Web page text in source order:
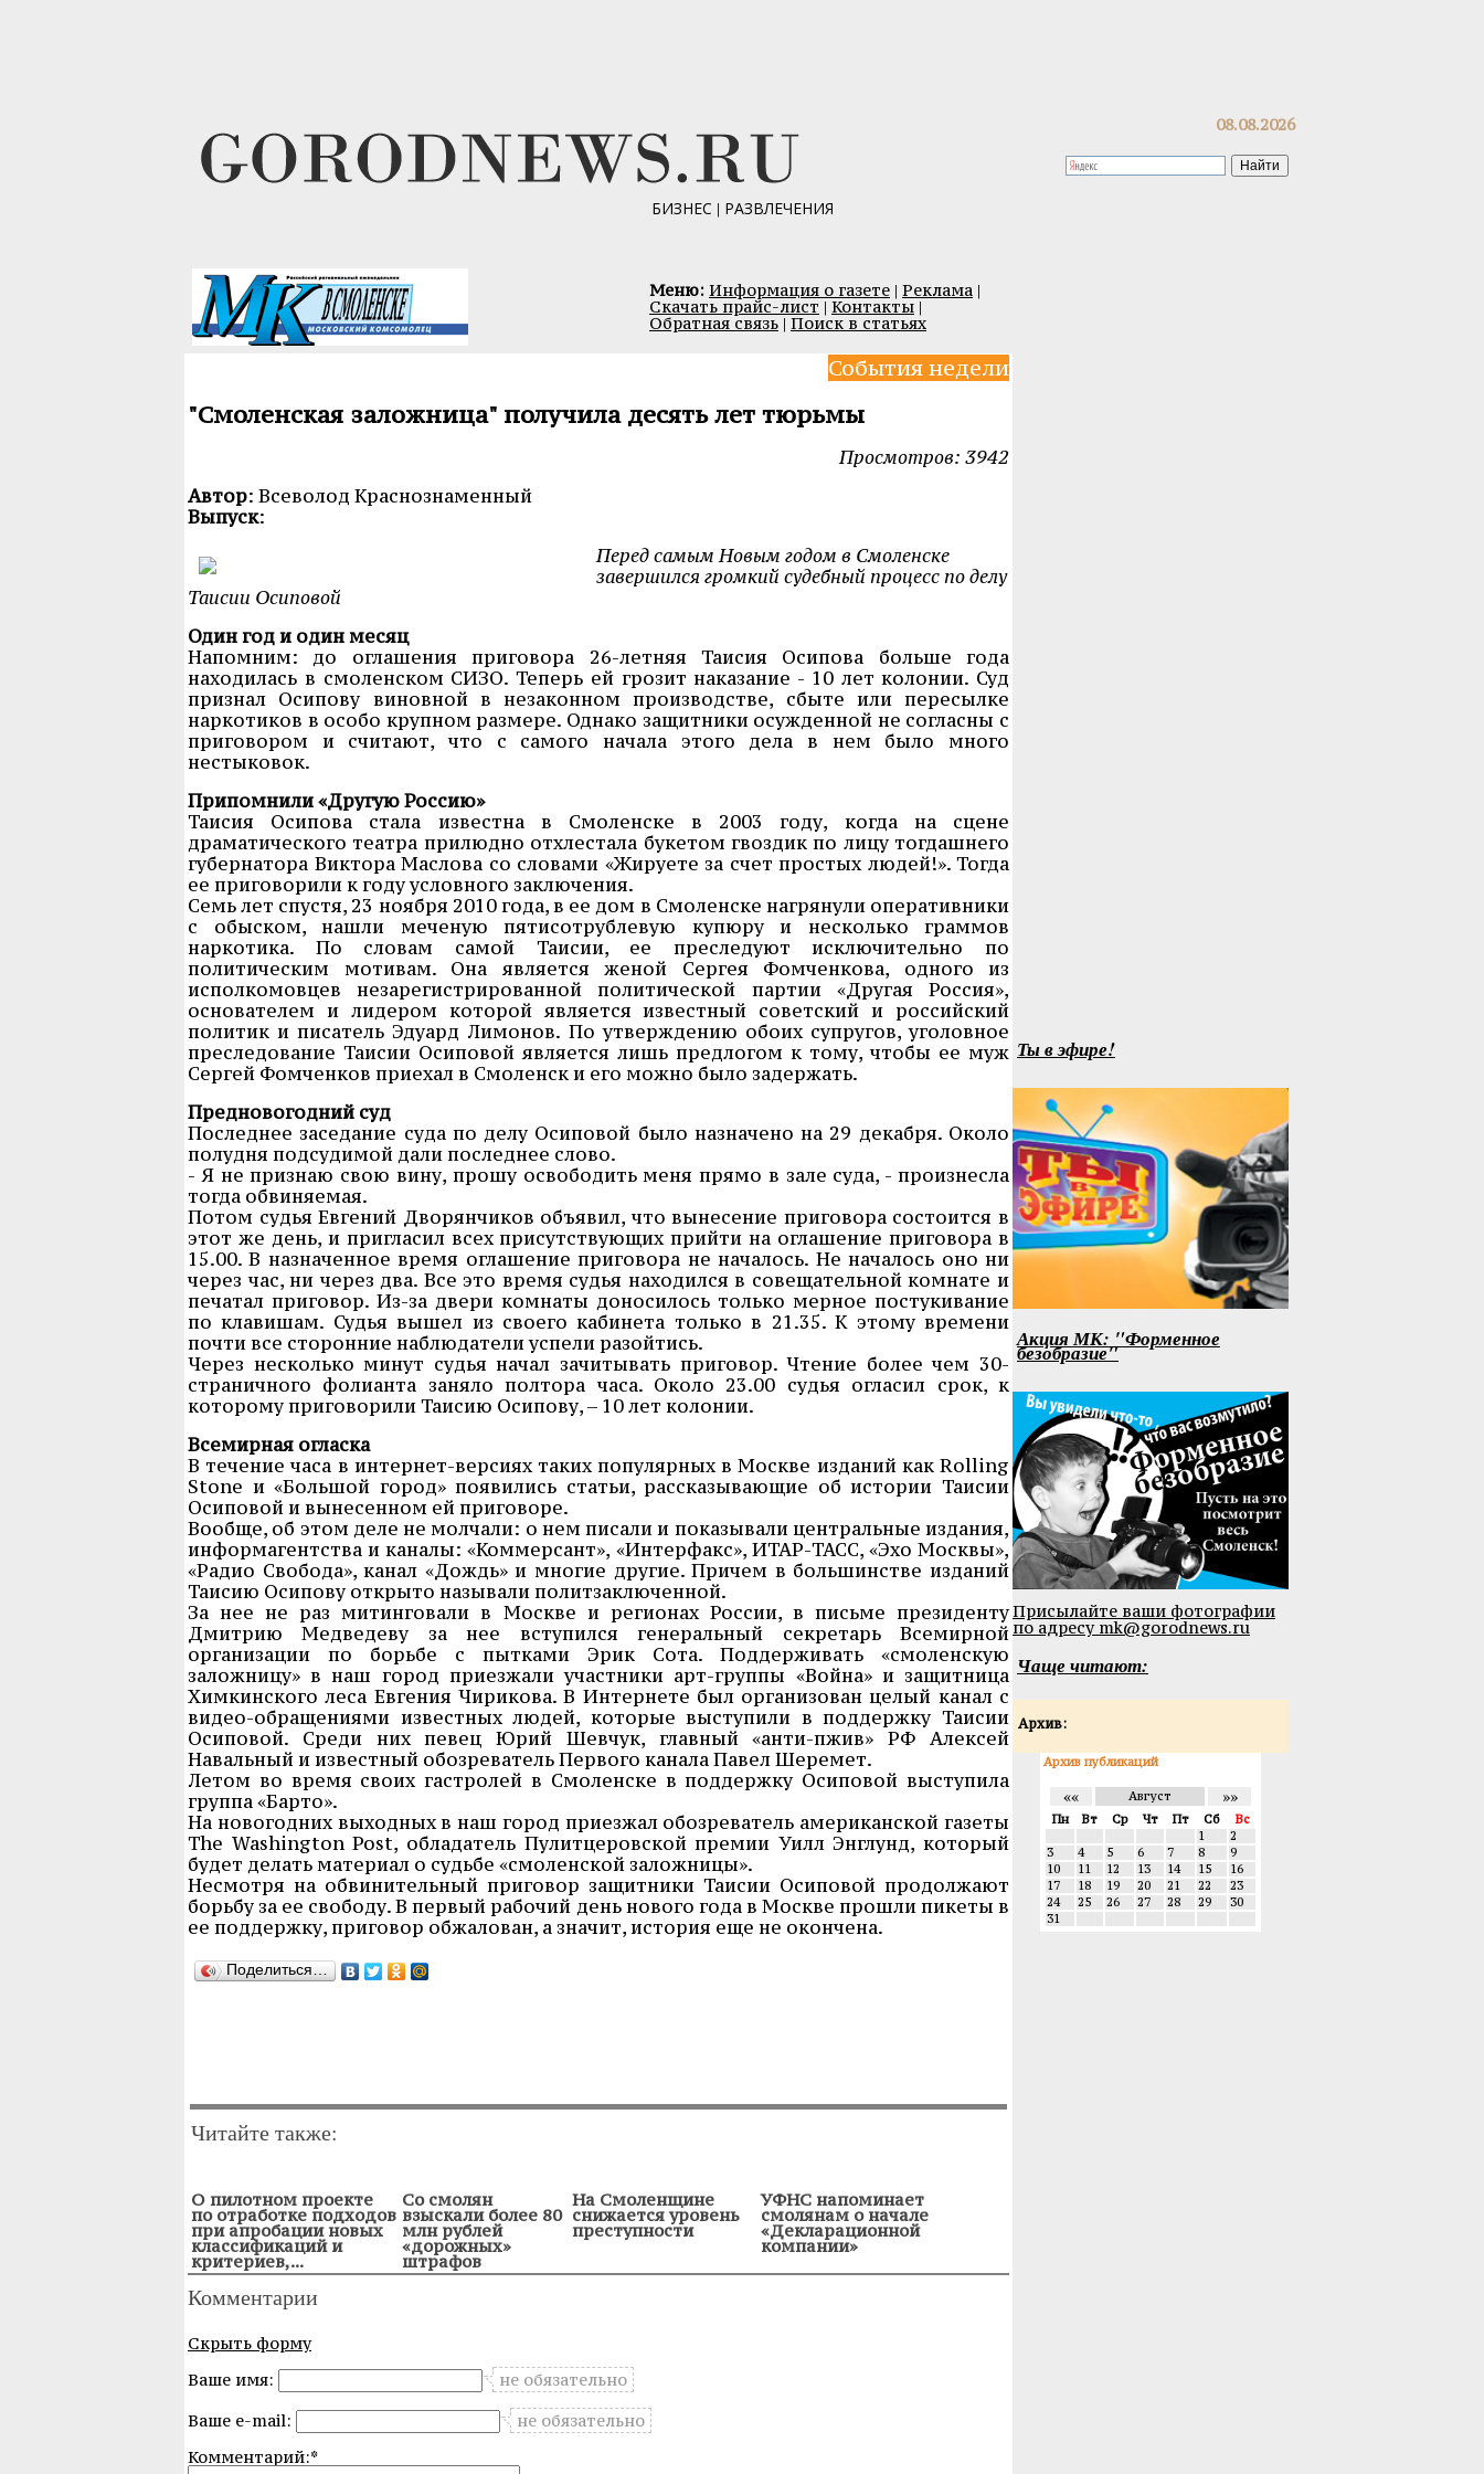
08.08.2026
БИЗНЕС | РАЗВЛЕЧЕНИЯ
Меню: Информация о газете | Реклама |
Скачать прайс-лист | Контакты |
Обратная связь | Поиск в статьях
События недели
"Смоленская заложница" получила десять лет тюрьмы
Просмотров: 3942
Автор: Всеволод Краснознаменный
Выпуск:
Перед самым Новым годом в Смоленске
завершился громкий судебный процесс по делу
Таисии Осиповой
Один год и один месяц
Напомним: до оглашения приговора 26-летняя Таисия Осипова больше года
находилась в смоленском СИЗО. Теперь ей грозит наказание - 10 лет колонии. Суд
признал Осипову виновной в незаконном производстве, сбыте или пересылке
наркотиков в особо крупном размере. Однако защитники осужденной не согласны с
приговором и считают, что с самого начала этого дела в нем было много
нестыковок.
Припомнили «Другую Россию»
Таисия Осипова стала известна в Смоленске в 2003 году, когда на сцене
драматического театра прилюдно отхлестала букетом гвоздик по лицу тогдашнего
губернатора Виктора Маслова со словами «Жируете за счет простых людей!». Тогда
ее приговорили к году условного заключения.
Семь лет спустя, 23 ноября 2010 года, в ее дом в Смоленске нагрянули оперативники
с обыском, нашли меченую пятисотрублевую купюру и несколько граммов
наркотика. По словам самой Таисии, ее преследуют исключительно по
политическим мотивам. Она является женой Сергея Фомченкова, одного из
исполкомовцев незарегистрированной политической партии «Другая Россия»,
основателем и лидером которой является известный советский и российский
политик и писатель Эдуард Лимонов. По утверждению обоих супругов, уголовное
преследование Таисии Осиповой является лишь предлогом к тому, чтобы ее муж
Сергей Фомченков приехал в Смоленск и его можно было задержать.
Предновогодний суд
Последнее заседание суда по делу Осиповой было назначено на 29 декабря. Около
полудня подсудимой дали последнее слово.
- Я не признаю свою вину, прошу освободить меня прямо в зале суда, - произнесла
тогда обвиняемая.
Потом судья Евгений Дворянчиков объявил, что вынесение приговора состоится в
этот же день, и пригласил всех присутствующих прийти на оглашение приговора в
15.00. В назначенное время оглашение приговора не началось. Не началось оно ни
через час, ни через два. Все это время судья находился в совещательной комнате и
печатал приговор. Из-за двери комнаты доносилось только мерное постукивание
по клавишам. Судья вышел из своего кабинета только в 21.35. К этому времени
почти все сторонние наблюдатели успели разойтись.
Через несколько минут судья начал зачитывать приговор. Чтение более чем 30-
страничного фолианта заняло полтора часа. Около 23.00 судья огласил срок, к
которому приговорили Таисию Осипову, – 10 лет колонии.
Всемирная огласка
В течение часа в интернет-версиях таких популярных в Москве изданий как Rolling
Stone и «Большой город» появились статьи, рассказывающие об истории Таисии
Осиповой и вынесенном ей приговоре.
Вообще, об этом деле не молчали: о нем писали и показывали центральные издания,
информагентства и каналы: «Коммерсант», «Интерфакс», ИТАР-ТАСС, «Эхо Москвы»,
«Радио Свобода», канал «Дождь» и многие другие. Причем в большинстве изданий
Таисию Осипову открыто называли политзаключенной.
За нее не раз митинговали в Москве и регионах России, в письме президенту
Дмитрию Медведеву за нее вступился генеральный секретарь Всемирной
организации по борьбе с пытками Эрик Сота. Поддерживать «смоленскую
заложницу» в наш город приезжали участники арт-группы «Война» и защитница
Химкинского леса Евгения Чирикова. В Интернете был организован целый канал с
видео-обращениями известных людей, которые выступили в поддержку Таисии
Осиповой. Среди них певец Юрий Шевчук, главный «анти-пжив» РФ Алексей
Навальный и известный обозреватель Первого канала Павел Шеремет.
Летом во время своих гастролей в Смоленске в поддержку Осиповой выступила
группа «Барто».
На новогодних выходных в наш город приезжал обозреватель американской газеты
The Washington Post, обладатель Пулитцеровской премии Уилл Энглунд, который
будет делать материал о судьбе «смоленской заложницы».
Несмотря на обвинительный приговор защитники Таисии Осиповой продолжают
борьбу за ее свободу. В первый рабочий день нового года в Москве прошли пикеты в
ее поддержку, приговор обжалован, а значит, история еще не окончена.
Поделиться…
Читайте также:
О пилотном проекте
по отработке подходов
при апробации новых
классификаций и
критериев,...
Со смолян
взыскали более 80
млн рублей
«дорожных»
штрафов
На Смоленщине
снижается уровень
преступности
УФНС напоминает
смолянам о начале
«Декларационной
компании»
Комментарии
Скрыть форму
Ваше имя:
не обязательно
Ваше e-mail:
не обязательно
Комментарий:*
Ты в эфире!
Акция МК: "Форменное
безобразие"
Присылайте ваши фотографии
по адресу mk@gorodnews.ru
Чаще читают:
Архив:
Архив публикаций
«« Август »»
Пн Вт Ср Чт Пт Сб
Вс
1
2
3
4 5 6 7 8
9
10
11 12 13 14 15
16
17
18 19 20 21 22
23
24
25 26 27 28 29
30
31